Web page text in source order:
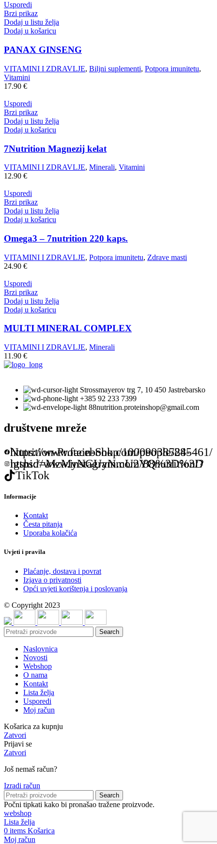
Usporedi
Brzi prikaz
Dodaj u listu želja
Dodaj u košaricu
PANAX GINSENG
VITAMINI I ZDRAVLJE, Biljni suplementi, Potpora imunitetu,
Vitamini
17.90 €
Usporedi
Brzi prikaz
Dodaj u listu želja
Dodaj u košaricu
7Nutrition Magnezij kelat
VITAMINI I ZDRAVLJE, Minerali, Vitamini
12.90 €
Usporedi
Brzi prikaz
Dodaj u listu želja
Dodaj u košaricu
Omega3 – 7nutrition 220 kaps.
VITAMINI I ZDRAVLJE, Potpora imunitetu, Zdrave masti
24.90 €
Usporedi
Brzi prikaz
Dodaj u listu želja
Dodaj u košaricu
MULTI MINERAL COMPLEX
VITAMINI I ZDRAVLJE, Minerali
11.90 €
Strossmayerov trg 7, 10 450 Jastrebarsko
+385 92 233 7399
88nutrition.proteinshop@gmail.com
društvene mreže
https://www.facebook.com/people/88-Nutrition-Protein-Shop/100090385245461/
https://www.instagram.com/88nutrition/?igshid=MzMyNGUyNmU2YQ%3D%3D
TikTok
Informacije
Kontakt
Česta pitanja
Uporaba kolačića
Uvjeti i pravila
Plaćanje, dostava i povrat
Izjava o privatnosti
Opći uvjeti korištenja i poslovanja
© Copyright 2023
Search
Naslovnica
Novosti
Webshop
O nama
Kontakt
Lista želja
Usporedi
Moj račun
Košarica za kupnju
Zatvori
Prijavi se
Zatvori
Još nemaš račun?
Izradi račun
Search
Počni tipkati kako bi pronašao tražene proizvode.
webshop
Lista želja
0 items Košarica
Moj račun